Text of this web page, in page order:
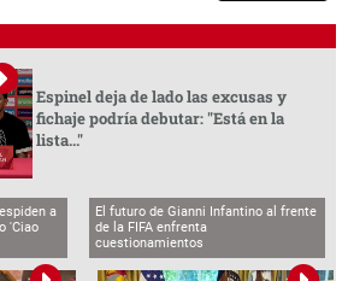
Espinel deja de lado las excusas y
fichaje podría debutar: "Está en la
lista..."
a
'Ciao
El futuro de Gianni Infantino al frente
de la FIFA enfrenta
cuestionamientos